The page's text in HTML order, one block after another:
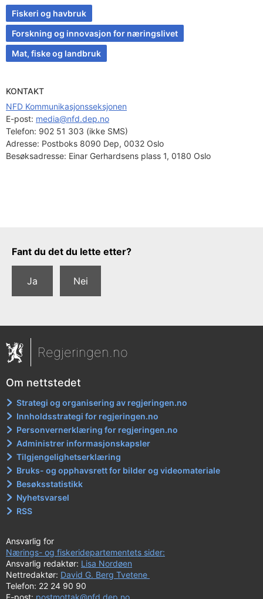
Fiskeri og havbruk
Forskning og innovasjon for næringslivet
Mat, fiske og landbruk
KONTAKT
NFD Kommunikasjonsseksjonen
E-post: media@nfd.dep.no
Telefon: 902 51 303 (ikke SMS)
Adresse: Postboks 8090 Dep, 0032 Oslo
Besøksadresse: Einar Gerhardsens plass 1, 0180 Oslo
Tilbakemeldingsskjema
Fant du det du lette etter?
Ja Nei
Regjeringen.no
Om nettstedet
Strategi og organisering av regjeringen.no
Innholdsstrategi for regjeringen.no
Personvernerklæring for regjeringen.no
Administrer informasjonskapsler
Tilgjengelighetserklæring
Bruks- og opphavsrett for bilder og videomateriale
Besøksstatistikk
Nyhetsvarsel
RSS
Ansvarlig for
Nærings- og fiskeridepartementets sider:
Ansvarlig redaktør: Lisa Nordøen
Nettredaktør: David G. Berg Tvetene
Telefon: 22 24 90 90